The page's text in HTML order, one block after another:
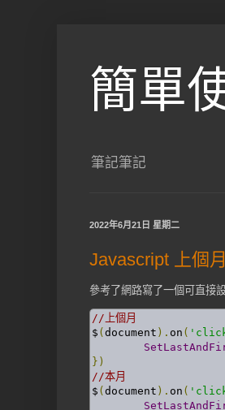
簡單
筆記筆記
2022年6月21日 星期二
Javascript 上個
參考了網路寫了一個可直接
//上個月
$ ( document ). on (
})
//本月
$ ( document ). on (